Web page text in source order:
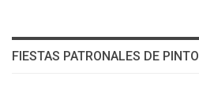
FIESTAS PATRONALES DE PINTO